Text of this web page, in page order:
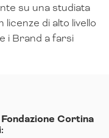
su una studiata
di alto livello
i Brand a farsi
Cortina